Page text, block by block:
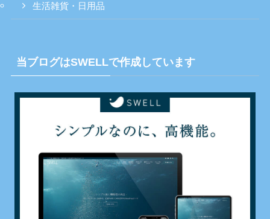
生活雑貨・日用品
当ブログはSWELLで作成しています